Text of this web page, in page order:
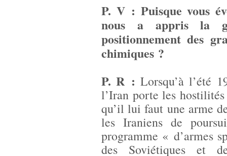
P. V : Puisque vous
nous a appris la
positionnement des
chimiques ?
P. R : Lorsqu’à l’été
l’Iran porte les
qu’il lui faut une arme
les Iraniens de
programme « d’armes
des Soviétiques et